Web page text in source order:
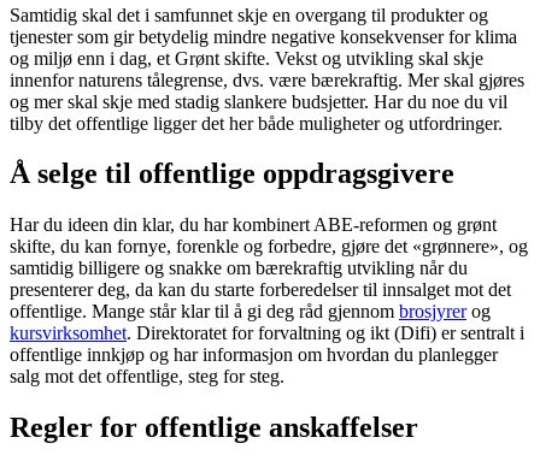
Samtidig skal det i samfunnet skje en overgang til produkter og
tjenester som gir betydelig mindre negative konsekvenser for klima
og miljø enn i dag, et Grønt skifte. Vekst og utvikling skal skje
innenfor naturens tålegrense, dvs. være bærekraftig. Mer skal gjøres
og mer skal skje med stadig slankere budsjetter. Har du noe du vil
tilby det offentlige ligger det her både muligheter og utfordringer.
Å selge til offentlige oppdragsgivere
Har du ideen din klar, du har kombinert ABE-reformen og grønt
skifte, du kan fornye, forenkle og forbedre, gjøre det «grønnere», og
samtidig billigere og snakke om bærekraftig utvikling når du
presenterer deg, da kan du starte forberedelser til innsalget mot det
offentlige. Mange står klar til å gi deg råd gjennom brosjyrerog
kursvirksomhet. Direktoratet for forvaltning og ikt (Difi) er sentralt i
offentlige innkjøp og har informasjon om hvordan du planlegger
salg mot det offentlige, steg for steg.
Regler for offentlige anskaffelser